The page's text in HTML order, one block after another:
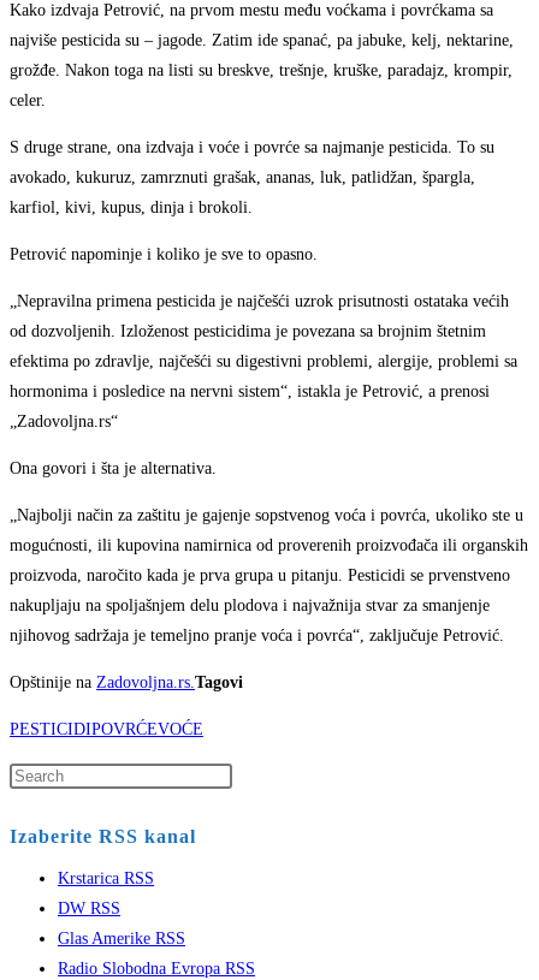
Kako izdvaja Petrović, na prvom mestu među voćkama i povrćkama sa
najviše pesticida su – jagode. Zatim ide spanać, pa jabuke, kelj, nektarine,
grožđe. Nakon toga na listi su breskve, trešnje, kruške, paradajz, krompir,
celer.
S druge strane, ona izdvaja i voće i povrće sa najmanje pesticida. To su
avokado, kukuruz, zamrznuti grašak, ananas, luk, patlidžan, špargla,
karfiol, kivi, kupus, dinja i brokoli.
Petrović napominje i koliko je sve to opasno.
„Nepravilna primena pesticida je najčešći uzrok prisutnosti ostataka većih
od dozvoljenih. Izloženost pesticidima je povezana sa brojnim štetnim
efektima po zdravlje, najčešći su digestivni problemi, alergije, problemi sa
hormonima i posledice na nervni sistem“, istakla je Petrović, a prenosi
„Zadovoljna.rs“
Ona govori i šta je alternativa.
„Najbolji način za zaštitu je gajenje sopstvenog voća i povrća, ukoliko ste u
mogućnosti, ili kupovina namirnica od proverenih proizvođača ili organskih
proizvoda, naročito kada je prva grupa u pitanju. Pesticidi se prvenstveno
nakupljaju na spoljašnjem delu plodova i najvažnija stvar za smanjenje
njihovog sadržaja je temeljno pranje voća i povrća“, zaključuje Petrović.
Opštinije na Zadovoljna.rs.Tagovi
PESTICIDIPOVRĆEVOĆE
Izaberite RSS kanal
Krstarica RSS
DW RSS
Glas Amerike RSS
Radio Slobodna Evropa RSS